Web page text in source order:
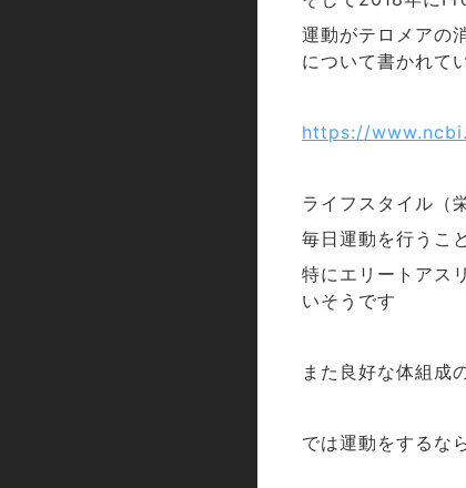
運動がテロメアの
について書かれて
https://
ライフスタイル（
毎日運動を行うこ
特にエリートアス
いそうです
また良好な体組成
では運動をするな